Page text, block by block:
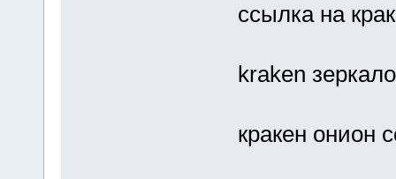
ссылка на
kraken
кракен онион